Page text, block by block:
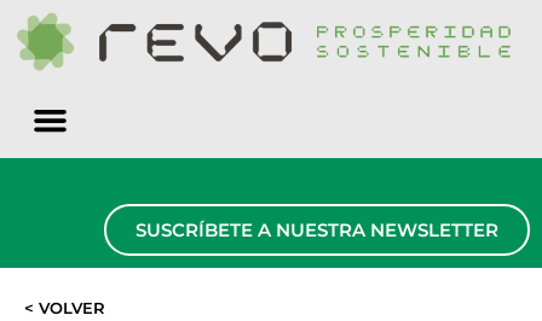
SUSCRÍBETE A NUESTRA NEWSLETTER
< VOLVER